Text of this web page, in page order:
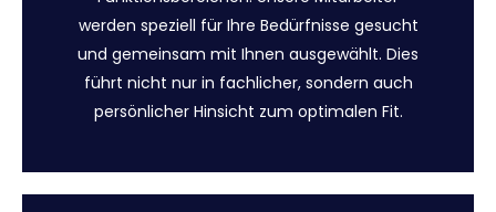
werden speziell für Ihre Bedürfnisse gesucht
und gemeinsam mit Ihnen ausgewählt. Dies
führt nicht nur in fachlicher, sondern auch
persönlicher Hinsicht zum optimalen Fit.